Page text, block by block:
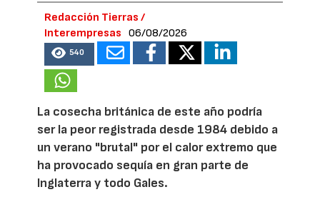
Redacción Tierras /
Interempresas
06/08/2026
540
La cosecha británica de este año podría
ser la peor registrada desde 1984 debido a
un verano "brutal" por el calor extremo que
ha provocado sequía en gran parte de
Inglaterra y todo Gales.